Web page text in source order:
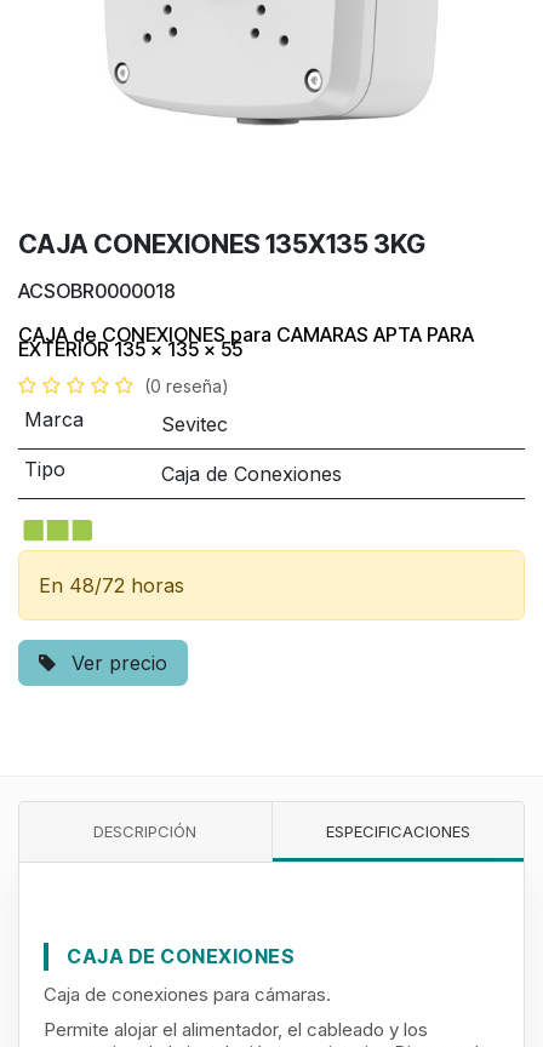
CAJA CONEXIONES 135X135 3KG
ACSOBR0000018
CAJA de CONEXIONES para CAMARAS APTA PARA
EXTERIOR135 x 135 x 55
(0 reseña)
Marca
Sevitec
Tipo
Caja de Conexiones
En 48/72 horas
Ver precio
DESCRIPCIÓN ESPECIFICACIONES
CAJA DE CONEXIONES
Caja de conexiones para cámaras.
Permite alojar el alimentador, el cableado y los